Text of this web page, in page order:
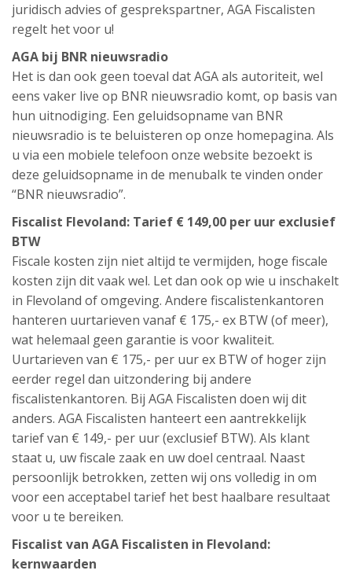
juridisch advies of gesprekspartner, AGA Fiscalisten
regelt het voor u!
AGA bij BNR nieuwsradio
Het is dan ook geen toeval dat AGA als autoriteit, wel
eens vaker live op BNR nieuwsradio komt, op basis van
hun uitnodiging. Een geluidsopname van BNR
nieuwsradio is te beluisteren op onze homepagina. Als
u via een mobiele telefoon onze website bezoekt is
deze geluidsopname in de menubalk te vinden onder
“BNR nieuwsradio”.
Fiscalist Flevoland: Tarief € 149,00 per uur exclusief
BTW
Fiscale kosten zijn niet altijd te vermijden, hoge fiscale
kosten zijn dit vaak wel. Let dan ook op wie u inschakelt
in Flevoland of omgeving. Andere fiscalistenkantoren
hanteren uurtarieven vanaf € 175,- ex BTW (of meer),
wat helemaal geen garantie is voor kwaliteit.
Uurtarieven van € 175,- per uur ex BTW of hoger zijn
eerder regel dan uitzondering bij andere
fiscalistenkantoren. Bij AGA Fiscalisten doen wij dit
anders. AGA Fiscalisten hanteert een aantrekkelijk
tarief van € 149,- per uur (exclusief BTW). Als klant
staat u, uw fiscale zaak en uw doel centraal. Naast
persoonlijk betrokken, zetten wij ons volledig in om
voor een acceptabel tarief het best haalbare resultaat
voor u te bereiken.
Fiscalist van AGA Fiscalisten in Flevoland:
kernwaarden